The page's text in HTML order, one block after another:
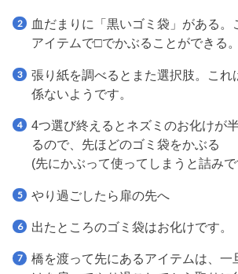
血だまりに「黒いゴミ袋」がある。
アイテムで□でかぶることができる。
張り紙を調べるとまた選択肢。これ
係ないようです。
4つ選び終えるとネズミのお化けが
るので、先ほどのゴミ袋をかぶる
(先にかぶって使ってしまうと詰み
やり過ごしたら扉の先へ
出たところのゴミ袋はお化けです。
橋を渡って先にあるアイテムは、一